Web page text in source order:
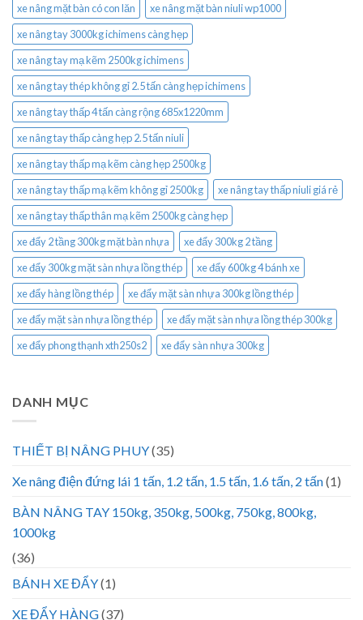
xe nâng mặt bàn có con lăn
xe nâng mặt bàn niuli wp1000
xe nâng tay 3000kg ichimens càng hẹp
xe nâng tay mạ kẽm 2500kg ichimens
xe nâng tay thép không gỉ 2.5 tấn càng hẹp ichimens
xe nâng tay thấp 4 tấn càng rộng 685x1220mm
xe nâng tay thấp càng hẹp 2.5 tấn niuli
xe nâng tay thấp mạ kẽm càng hẹp 2500kg
xe nâng tay thấp mạ kẽm không gỉ 2500kg
xe nâng tay thấp niuli giá rẻ
xe nâng tay thấp thân mạ kẽm 2500kg càng hẹp
xe đẩy 2 tầng 300kg mặt bàn nhựa
xe đẩy 300kg 2 tầng
xe đẩy 300kg mặt sàn nhựa lồng thép
xe đẩy 600kg 4 bánh xe
xe đẩy hàng lồng thép
xe đẩy mặt sàn nhựa 300kg lồng thép
xe đẩy mặt sàn nhựa lồng thép
xe đẩy mặt sàn nhựa lồng thép 300kg
xe đẩy phong thạnh xth250s2
xe đẩy sàn nhựa 300kg
DANH MỤC
THIẾT BỊ NÂNG PHUY(35)
Xe nâng điện đứng lái 1 tấn, 1.2 tấn, 1.5 tấn, 1.6 tấn, 2 tấn(1)
BÀN NÂNG TAY 150kg, 350kg, 500kg, 750kg, 800kg,
1000kg
(36)
BÁNH XE ĐẨY(1)
XE ĐẨY HÀNG(37)